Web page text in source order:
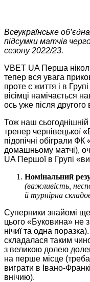
Всеукраїнське
підсумки матчів
сезону 2022/23.
VBET UA Перша
тепер вся увага
проте є життя і в
вісімці намічається
ось уже після другого
Тож наш сьогоднішній
тренер чернівецької
підопічні обіграли
домашньому матчі),
UA Першої в Групі
Номінальний
(важливість,
й турнірна
Суперники знайомі ще
цього «Буковина» не
нічиї та одна
складалася таким
з великою долею
на перше місце
виграти в Івано-
внічию).